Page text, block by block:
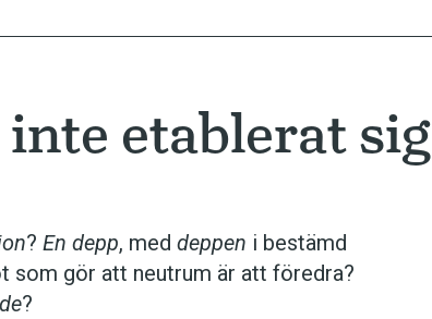
etablerat sig
? En depp, med deppen i bestämd
som gör att neutrum är att föredra?
?